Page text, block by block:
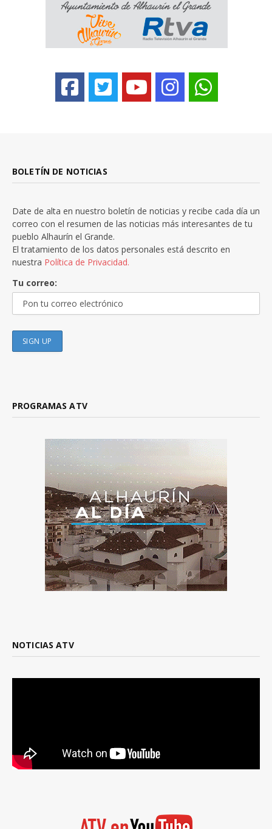
BOLETÍN DE NOTICIAS
Date de alta en nuestro boletín de noticias y recibe cada día un
correo con el resumen de las noticias más interesantes de tu
pueblo Alhaurín el Grande.
El tratamiento de los datos personales está descrito en
nuestra Política de Privacidad.
Tu correo:
PROGRAMAS ATV
NOTICIAS ATV